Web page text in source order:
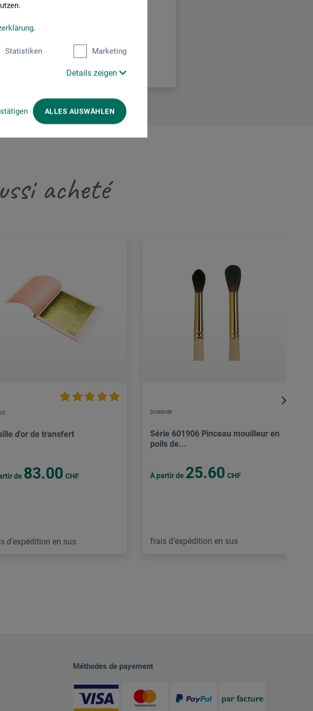
.
Statistiken Marketing
Details zeigen
ALLES AUSWÄHLEN
acheté
d'or de transfert
de 83.00 CHF
d'expédition en sus
boesner
Série 601906 Pinceau mouilleur en
poils de...
À partir de 25.60 CHF
frais d'expédition en sus
Méthodes de payement